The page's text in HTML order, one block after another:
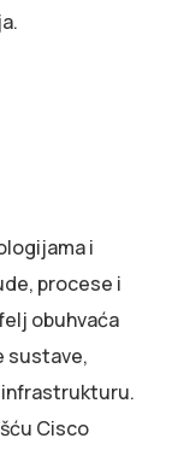
i
procese i
obuhvaća
sustave,
Cisco